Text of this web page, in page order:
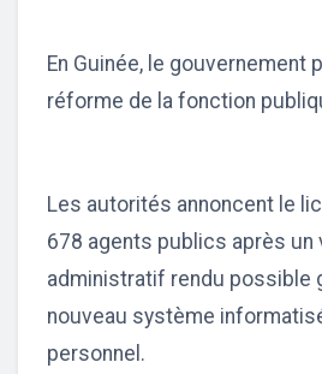
En Guinée, le gouvernement
réforme de la fonction
Les autorités annoncent le
678 agents publics après un
administratif rendu possible
nouveau système
personnel.